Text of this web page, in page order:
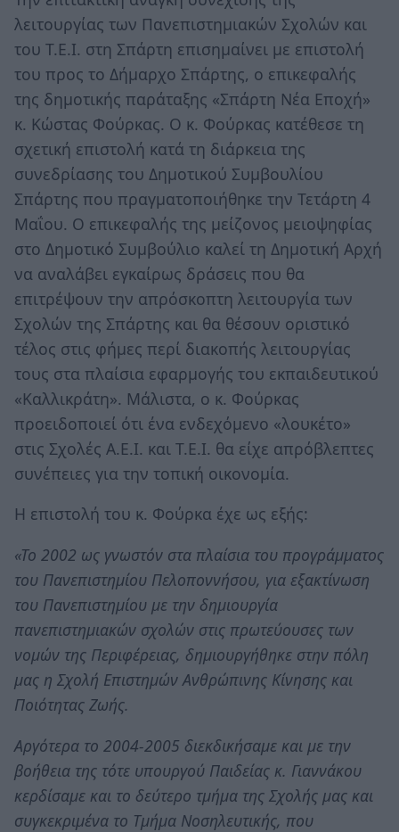
λειτουργίας των Πανεπιστημιακών Σχολών και
του Τ.Ε.Ι. στη Σπάρτη επισημαίνει με επιστολή
του προς το Δήμαρχο Σπάρτης, ο επικεφαλής
της δημοτικής παράταξης «Σπάρτη Νέα Εποχή»
κ. Κώστας Φούρκας. Ο κ. Φούρκας κατέθεσε τη
σχετική επιστολή κατά τη διάρκεια της
συνεδρίασης του Δημοτικού Συμβουλίου
Σπάρτης που πραγματοποιήθηκε την Τετάρτη 4
Μαΐου. Ο επικεφαλής της μείζονος μειοψηφίας
στο Δημοτικό Συμβούλιο καλεί τη Δημοτική Αρχή
να αναλάβει εγκαίρως δράσεις που θα
επιτρέψουν την απρόσκοπτη λειτουργία των
Σχολών της Σπάρτης και θα θέσουν οριστικό
τέλος στις φήμες περί διακοπής λειτουργίας
τους στα πλαίσια εφαρμογής του εκπαιδευτικού
«Καλλικράτη». Μάλιστα, ο κ. Φούρκας
προειδοποιεί ότι ένα ενδεχόμενο «λουκέτο»
στις Σχολές Α.Ε.Ι. και Τ.Ε.Ι. θα είχε απρόβλεπτες
συνέπειες για την τοπική οικονομία.
Η επιστολή του κ. Φούρκα έχε ως εξής:
«Το 2002 ως γνωστόν στα πλαίσια του προγράμματος
του Πανεπιστημίου Πελοποννήσου, για εξακτίνωση
του Πανεπιστημίου με την δημιουργία
πανεπιστημιακών σχολών στις πρωτεύουσες των
νομών της Περιφέρειας, δημιουργήθηκε στην πόλη
μας η Σχολή Επιστημών Ανθρώπινης Κίνησης και
Ποιότητας Ζωής.
Αργότερα το 2004-2005 διεκδικήσαμε και με την
βοήθεια της τότε υπουργού Παιδείας κ. Γιαννάκου
κερδίσαμε και το δεύτερο τμήμα της Σχολής μας και
συγκεκριμένα το Τμήμα Νοσηλευτικής, που